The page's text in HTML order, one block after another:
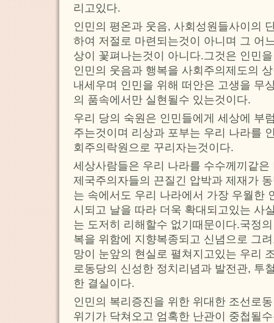
리고있다.
인민의 평온과 웃음, 사회성원들사이의
하여 저절로 마련되는것이 아니며 그 어
상이 꽃펴나는것이 아니다.그것은 인민
인민의 웃음과 행복을 사회주의제도의
내세우며 인민을 위해 떠안은 고생을 무
의 품속에서만 실현될수 있는것이다.
우리 당의 숙원은 인민들에게 세상에 부
주는것이며 리상과 포부는 우리 나라를
회주의락원으로 꾸리자는것이다.
세상사람들은 우리 나라를 수수께끼같
제국주의자들의 끈질긴 압박과 제재가
는 속에서도 우리 나라에서 가장 우월한
시되고 날을 따라 더욱 확대되고있는 사
는 도저히 리해할수 없기때문이다.국정
복을 위함에 지향복종되고 신념으로 그
망이 눈앞의 현실로 펼쳐지고있는 우리
로동당의 신성한 정치리념과 발전관, 투
한 결실이다.
인민의 복리증진을 위한 위대한 조선로
위기가 닥쳐오고 엄혹한 난관이 중첩될